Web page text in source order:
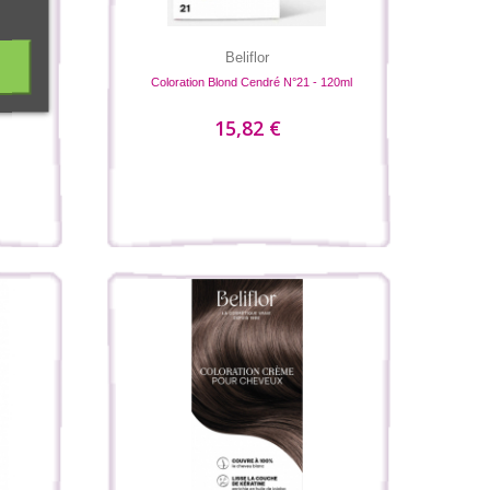
Beliflor
Coloration Blond Cendré N°21 - 120ml
15,82 €